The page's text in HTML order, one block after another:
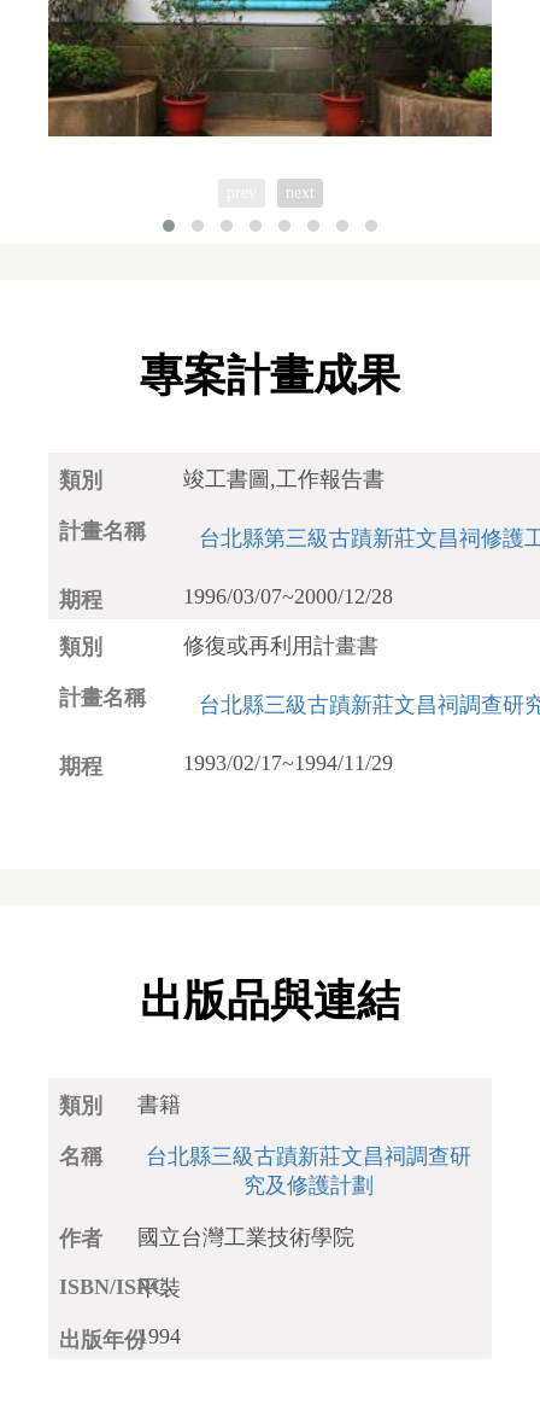
next
專案計畫成果
竣工書圖,工作報告書
台北縣第三級古蹟新莊文昌祠修護
1996/03/07~2000/12/28
修復或再利用計畫書
台北縣三級古蹟新莊文昌祠調查研
1993/02/17~1994/11/29
出版品與連結
書籍
台北縣三級古蹟新莊文昌祠調查研
究及修護計劃
國立台灣工業技術學院
平裝
1994